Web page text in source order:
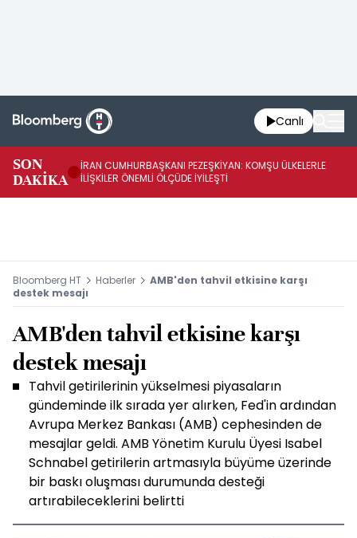
Canlı
SON
DAKİKA
İRAN CUMHURBAŞKANI PEZEŞKİYAN: KOMŞU ÜLKELERLE
İLİŞKİLER ÖNEMLİ ÖLÇÜDE İYİLEŞTİ
Bloomberg HT Haberler
AMB'den tahvil etkisine karşı
destek mesajı
AMB'den tahvil etkisine karşı
destek mesajı
Tahvil getirilerinin yükselmesi piyasaların
gündeminde ilk sırada yer alırken, Fed'in ardından
Avrupa Merkez Bankası (AMB) cephesinden de
mesajlar geldi. AMB Yönetim Kurulu Üyesi Isabel
Schnabel getirilerin artmasıyla büyüme üzerinde
bir baskı oluşması durumunda desteği
artırabileceklerini belirtti